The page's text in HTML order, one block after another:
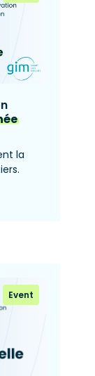
la
Event